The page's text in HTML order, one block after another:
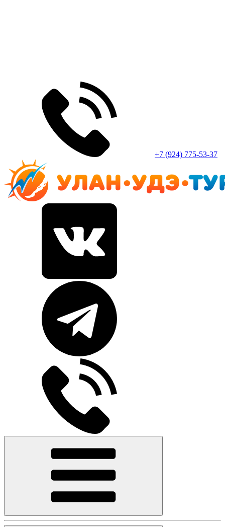
+7 (924) 775-53-37